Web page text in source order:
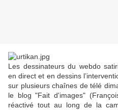
Les dessinateurs du webdo
en direct et en dessins
sur plusieurs chaînes de télé
le blog "Fait d'images"
réactivé tout au long de la